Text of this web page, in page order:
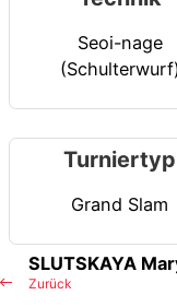
Seoi-nage
Turniertyp
Grand Slam
Zurück
SLUTSKAYA